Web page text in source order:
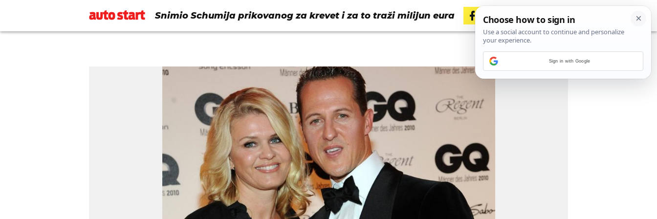
Snimio Schumija prikovanog za krevet i za to traži milijun eura
Sign in with Google